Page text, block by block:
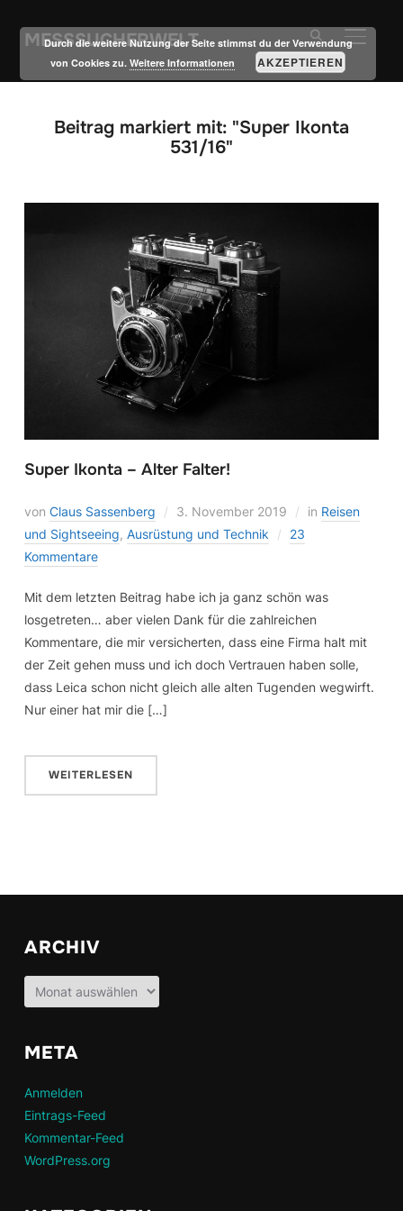
MESSSUCHERWELT
Beitrag markiert mit: "Super Ikonta
531/16"
Super Ikonta – Alter Falter!
von Claus Sassenberg 3. November 2019 in Reisen
und Sightseeing, Ausrüstung und Technik
23
Kommentare
Mit dem letzten Beitrag habe ich ja ganz schön was
losgetreten… aber vielen Dank für die zahlreichen
Kommentare, die mir versicherten, dass eine Firma halt mit
der Zeit gehen muss und ich doch Vertrauen haben solle,
dass Leica schon nicht gleich alle alten Tugenden wegwirft.
Nur einer hat mir die […]
WEITERLESEN
ARCHIV
Archiv
META
Anmelden
Eintrags-Feed
Kommentar-Feed
WordPress.org
Durch die weitere Nutzung der Seite stimmst du der Verwendung
von Cookies zu.Weitere Informationen AKZEPTIEREN